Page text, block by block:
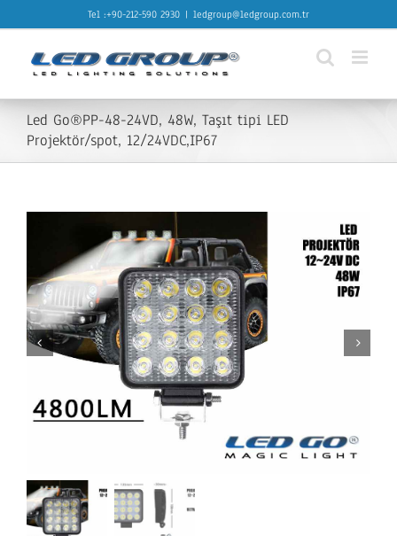
to
Tel :+90-212-590 2930 | ledgroup@ledgroup.com.tr
Led Go®PP-48-24VD, 48W, Taşıt tipi LED
Projektör/spot, 12/24VDC,IP67